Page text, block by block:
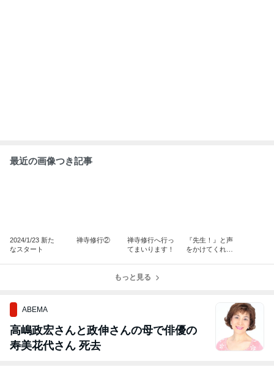
最近の画像つき記事
2024/1/23 新た
なスタート
禅寺修行②
禅寺修行へ行っ
てまいります！
『先生！』と声
をかけてくれた
もっと見る
ABEMA
高嶋政宏さんと政伸さんの母で俳優の
寿美花代さん 死去